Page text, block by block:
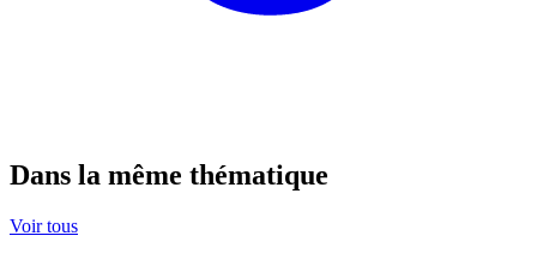
Dans la même thématique
Voir tous